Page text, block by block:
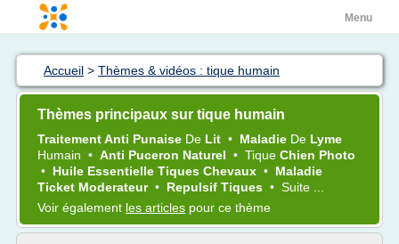
Menu
Accueil > Thèmes & vidéos : tique humain
Thèmes principaux sur tique humain
Traitement Anti Punaise De Lit • Maladie De Lyme
Humain • Anti Puceron Naturel • Tique Chien Photo
• Huile Essentielle Tiques Chevaux • Maladie
Ticket Moderateur • Repulsif Tiques • Suite ...
Voir également les articles pour ce thème